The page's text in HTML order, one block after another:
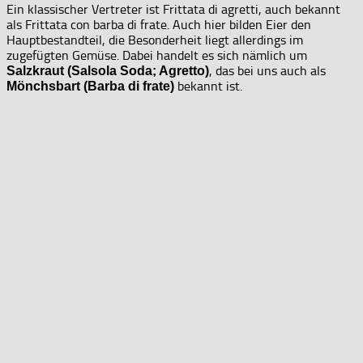
Ein klassischer Vertreter ist Frittata di agretti, auch bekannt
als Frittata con barba di frate. Auch hier bilden Eier den
Hauptbestandteil, die Besonderheit liegt allerdings im
zugefügten Gemüse. Dabei handelt es sich nämlich um
Salzkraut (Salsola Soda; Agretto), das bei uns auch als
Mönchsbart (Barba di frate) bekannt ist.